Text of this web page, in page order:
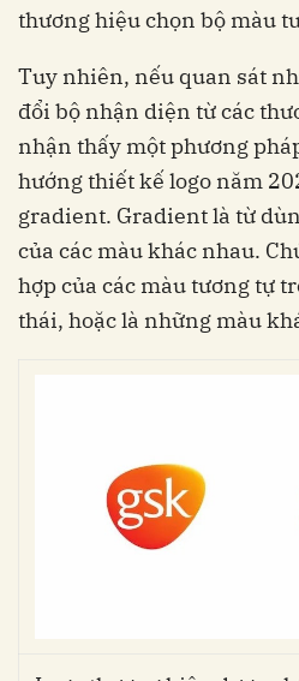
thương hiệu chọn bộ màu
Tuy nhiên, nếu quan sát
đổi bộ nhận diện từ các
nhận thấy một phương
hướng thiết kế logo năm
gradient. Gradient là từ
của các màu khác nhau.
hợp của các màu tương tự
thái, hoặc là những màu